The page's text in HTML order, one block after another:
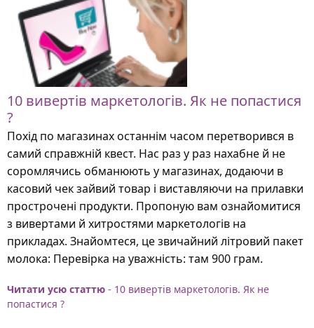
10 вивертів маркетологів. Як не попастися
?
Похід по магазинах останнім часом перетворився в
самий справжній квест. Нас раз у раз нахабне й не
соромлячись обманюють у магазинах, додаючи в
касовий чек зайвий товар і виставляючи на прилавки
прострочені продукти. Пропоную вам ознайомитися
з вивертами й хитростями маркетологів на
прикладах. Знайомтеся, це звичайний літровий пакет
молока: Перевірка на уважність: там 900 грам.
Читати усю статтю - 10 вивертів маркетологів. Як не
попастися ?